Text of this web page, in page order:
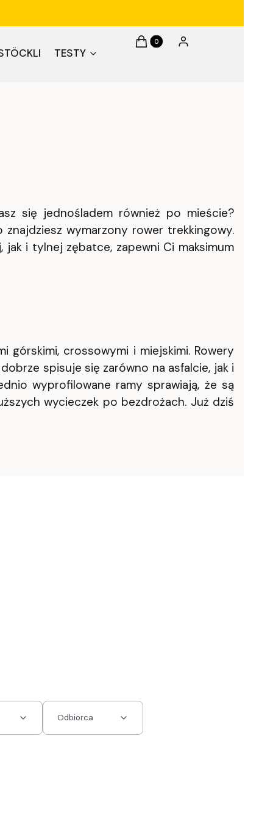
TESTY
Produkty w koszyku: 0. Zobacz
Koszyk Zaloguj się
się jednośladem również po mieście?
wymarzony rower trekkingowy.
i tylnej zębatce, zapewni Ci maksimum
górskimi, crossowymi i miejskimi. Rowery
spisuje się zarówno na asfalcie, jak i
wyprofilowane ramy sprawiają, że są
wycieczek po bezdrożach. Już dziś
Odbiorca